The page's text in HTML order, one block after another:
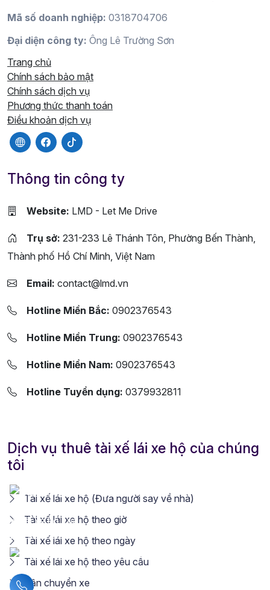
Mã số doanh nghiệp: 0318704706
Đại diện công ty: Ông Lê Trường Sơn
Trang chủ
Chính sách bảo mật
Chính sách dịch vụ
Phương thức thanh toán
Điều khoản dịch vụ
Thông tin công ty
Website: LMD - Let Me Drive
Trụ sở: 231-233 Lê Thánh Tôn, Phường Bến Thành,
Thành phố Hồ Chí Minh, Việt Nam
Email: contact@lmd.vn
Hotline Miền Bắc: 0902376543
Hotline Miền Trung: 0902376543
Hotline Miền Nam: 0902376543
Hotline Tuyển dụng: 0379932811
Dịch vụ thuê tài xế lái xe hộ của chúng
tôi
Tài xế lái xe hộ (Đưa người say về nhà)
Tài xế lái xe hộ theo giờ
Tài xế lái xe hộ theo ngày
Tài xế lái xe hộ theo yêu cầu
Vận chuyển xe
Liên hệ hotline